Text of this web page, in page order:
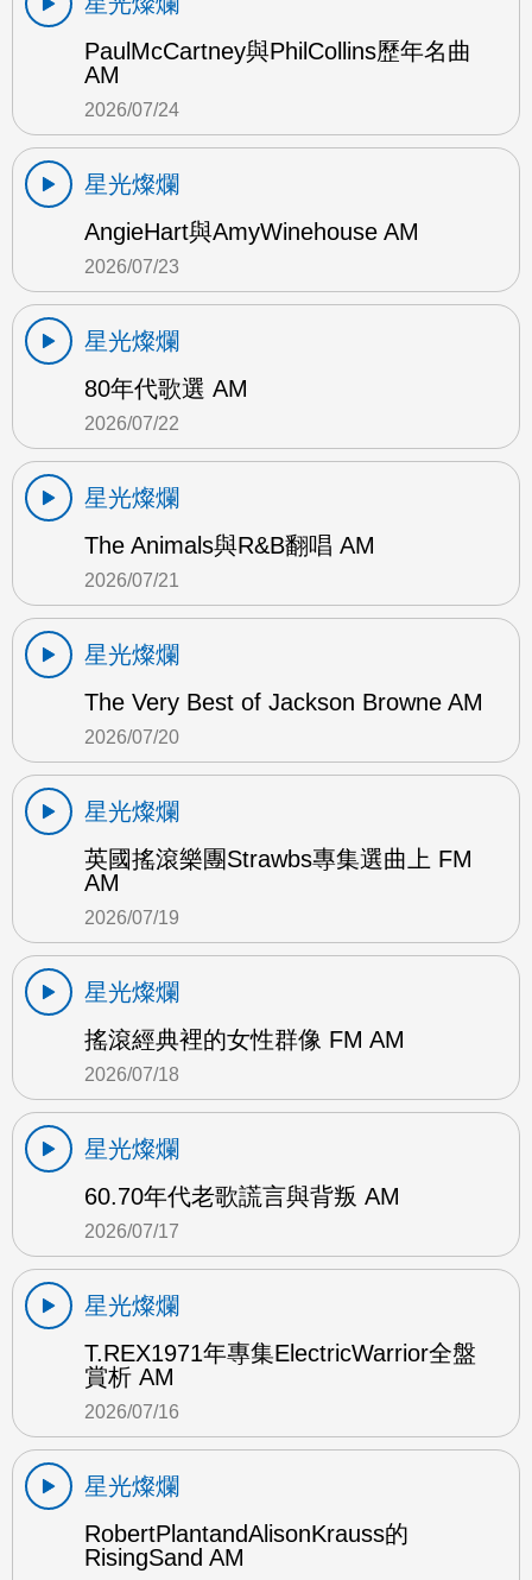
PaulMcCartney與PhilCollins歷年名曲
AM
2026/07/24
星光燦爛
AngieHart與AmyWinehouse AM
2026/07/23
星光燦爛
80年代歌選 AM
2026/07/22
星光燦爛
The Animals與R&B翻唱 AM
2026/07/21
星光燦爛
The Very Best of Jackson Browne AM
2026/07/20
星光燦爛
英國搖滾樂團Strawbs專集選曲上 FM
AM
2026/07/19
星光燦爛
搖滾經典裡的女性群像 FM AM
2026/07/18
星光燦爛
60.70年代老歌謊言與背叛 AM
2026/07/17
星光燦爛
T.REX1971年專集ElectricWarrior全盤
賞析 AM
2026/07/16
星光燦爛
RobertPlantandAlisonKrauss的
RisingSand AM